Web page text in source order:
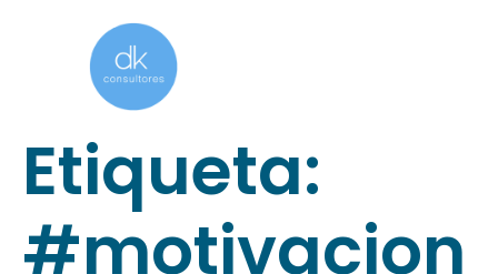
Etiqueta:
#motivacion